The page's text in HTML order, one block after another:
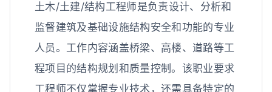
土木/土建/结构工程师是负责设计、分析和
监督建筑及基础设施结构安全和功能的专业
人员。工作内容涵盖桥梁、高楼、道路等工
程项目的结构规划和质量控制。该职业要求
工程师不仅掌握专业技术，还需具备特定的